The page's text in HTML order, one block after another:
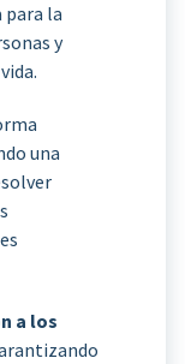
la
y
una
a los